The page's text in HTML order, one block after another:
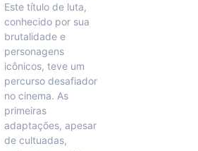
Este título de luta,
conhecido por sua
brutalidade e
personagens
icônicos, teve um
percurso desafiador
no cinema. As
primeiras
adaptações, apesar
de cultuadas,